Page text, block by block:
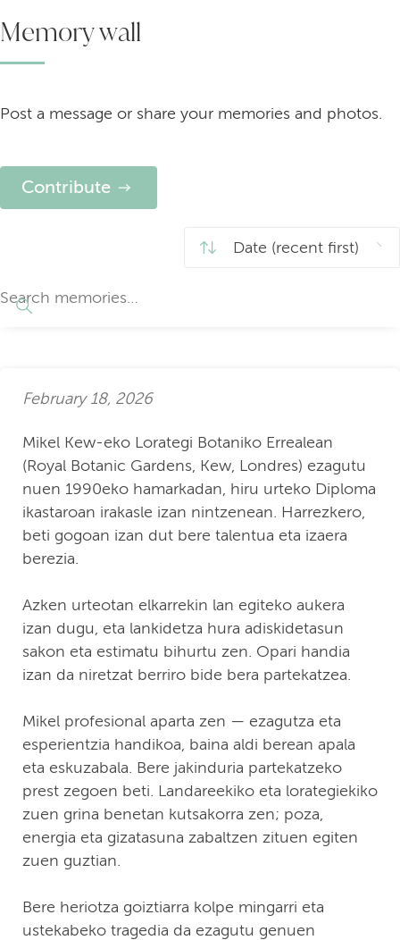
Memory wall
Post a message or share your memories and photos.
Contribute
February 18, 2026
Mikel Kew-eko Lorategi Botaniko Errealean
(Royal Botanic Gardens, Kew, Londres) ezagutu
nuen 1990eko hamarkadan, hiru urteko Diploma
ikastaroan irakasle izan nintzenean. Harrezkero,
beti gogoan izan dut bere talentua eta izaera
berezia.
Azken urteotan elkarrekin lan egiteko aukera
izan dugu, eta lankidetza hura adiskidetasun
sakon eta estimatu bihurtu zen. Opari handia
izan da niretzat berriro bide bera partekatzea.
Mikel profesional aparta zen — ezagutza eta
esperientzia handikoa, baina aldi berean apala
eta eskuzabala. Bere jakinduria partekatzeko
prest zegoen beti. Landareekiko eta lorategiekiko
zuen grina benetan kutsakorra zen; poza,
energia eta gizatasuna zabaltzen zituen egiten
zuen guztian.
Bere heriotza goiztiarra kolpe mingarri eta
ustekabeko tragedia da ezagutu genuen